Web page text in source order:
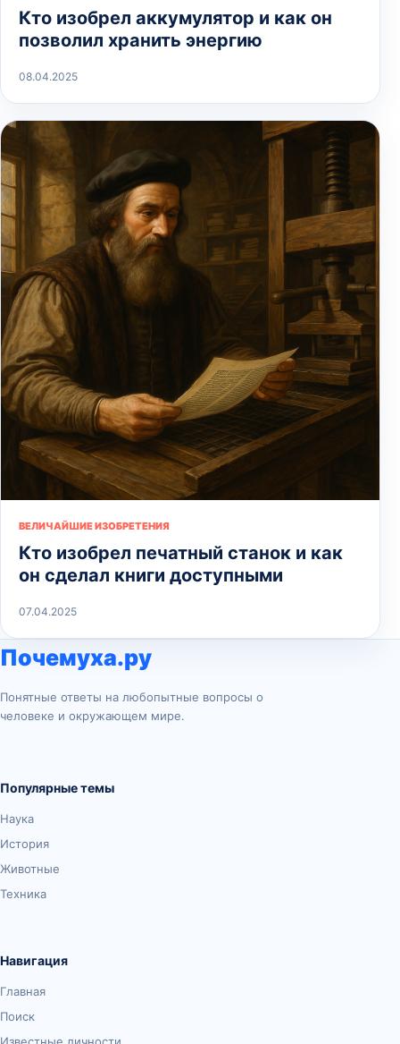
Кто изобрел аккумулятор и как он
позволил хранить энергию
08.04.2025
ВЕЛИЧАЙШИЕ ИЗОБРЕТЕНИЯ
Кто изобрел печатный станок и как
он сделал книги доступными
07.04.2025
Почемуха.ру
Понятные ответы на любопытные вопросы о
человеке и окружающем мире.
Популярные темы
Наука
История
Животные
Техника
Навигация
Главная
Поиск